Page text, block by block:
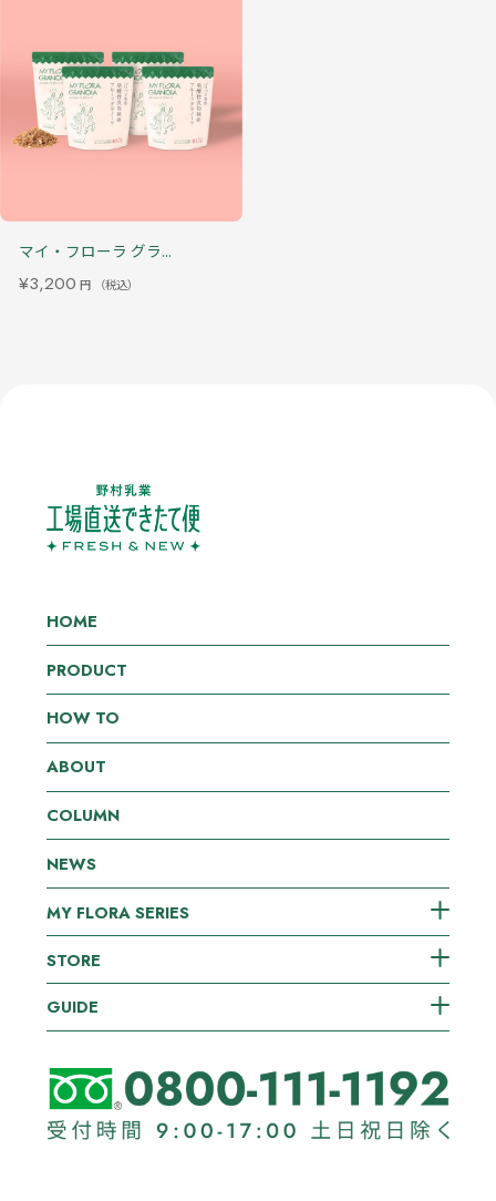
マイ・フローラ グラ...
¥3,200 円 （税込）
HOME
PRODUCT
HOW TO
ABOUT
COLUMN
NEWS
MY FLORA SERIES
STORE
GUIDE